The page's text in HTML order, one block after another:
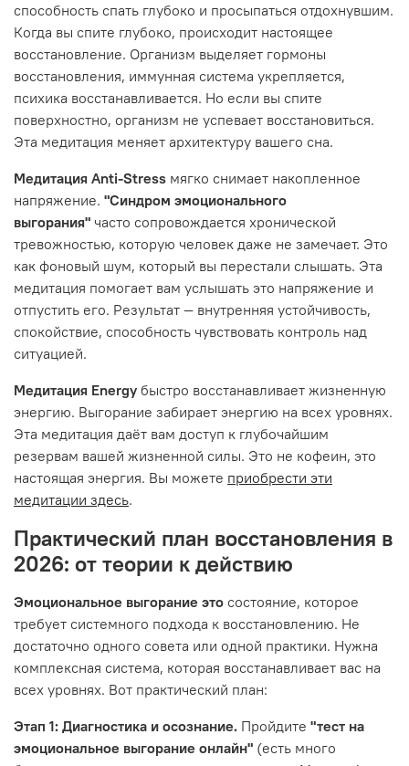
способность спать глубоко и просыпаться отдохнувшим.
Когда вы спите глубоко, происходит настоящее
восстановление. Организм выделяет гормоны
восстановления, иммунная система укрепляется,
психика восстанавливается. Но если вы спите
поверхностно, организм не успевает восстановиться.
Эта медитация меняет архитектуру вашего сна.
Медитация Anti-Stress мягко снимает накопленное
напряжение. "Синдром эмоционального
выгорания" часто сопровождается хронической
тревожностью, которую человек даже не замечает. Это
как фоновый шум, который вы перестали слышать. Эта
медитация помогает вам услышать это напряжение и
отпустить его. Результат — внутренняя устойчивость,
спокойствие, способность чувствовать контроль над
ситуацией.
Медитация Energy быстро восстанавливает жизненную
энергию. Выгорание забирает энергию на всех уровнях.
Эта медитация даёт вам доступ к глубочайшим
резервам вашей жизненной силы. Это не кофеин, это
настоящая энергия. Вы можете приобрести эти
медитации здесь.
Практический план восстановления в
2026: от теории к действию
Эмоциональное выгорание это состояние, которое
требует системного подхода к восстановлению. Не
достаточно одного совета или одной практики. Нужна
комплексная система, которая восстанавливает вас на
всех уровнях. Вот практический план:
Этап 1: Диагностика и осознание. Пройдите "тест на
эмоциональное выгорание онлайн" (есть много